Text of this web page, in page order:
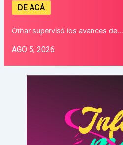
DE ACÁ
Othar supervisó los avances de…
AGO 5, 2026